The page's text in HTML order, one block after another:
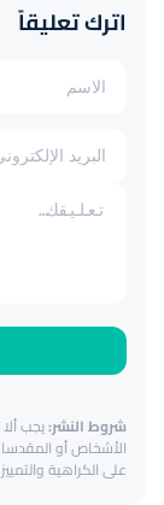
اترك تعليقاً
شروط النشر:يجب
الأشخاص أو
على الكراهية والتمييز.